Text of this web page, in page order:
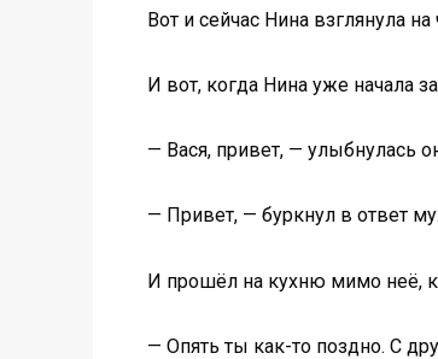
Вот и сейчас Нина взглянула
И вот, когда Нина уже начала
— Вася, привет, — улыбнулась
— Привет, — буркнул в ответ
И прошёл на кухню мимо неё,
— Опять ты как-то поздно. С